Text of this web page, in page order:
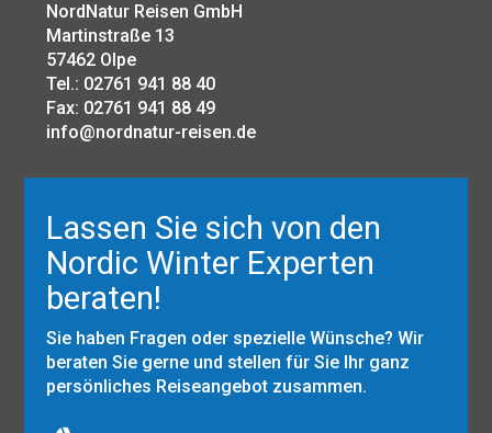
NordNatur Reisen GmbH
Martinstraße 13
57462 Olpe
Tel.: 02761 941 88 40
Fax: 02761 941 88 49
info@nordnatur-reisen.de
Lassen Sie sich von den
Nordic Winter Experten
beraten!
Sie haben Fragen oder spezielle Wünsche? Wir
beraten Sie gerne und stellen für Sie Ihr ganz
persönliches Reiseangebot zusammen.